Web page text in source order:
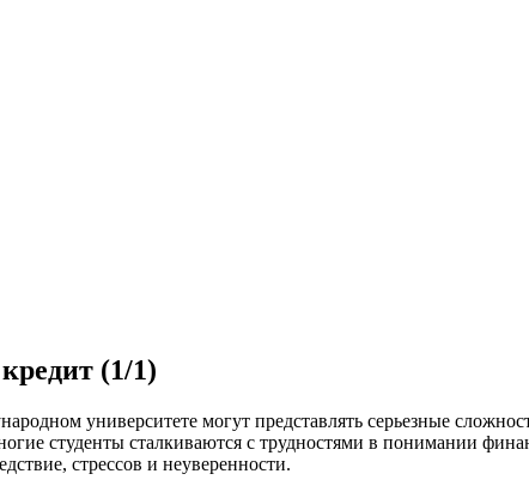
(1/1)
университете могут представлять серьезные
студенты сталкиваются с трудностями в понимании
стрессов и неуверенности.